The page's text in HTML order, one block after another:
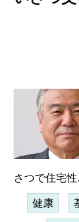
さつで住宅性
健康